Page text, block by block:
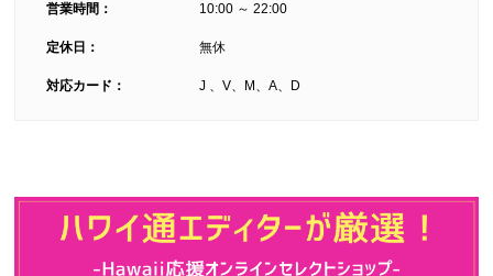
営業時間： 10:00 ～ 22:00
定休日： 無休
対応カード： J 、V、M、A、D